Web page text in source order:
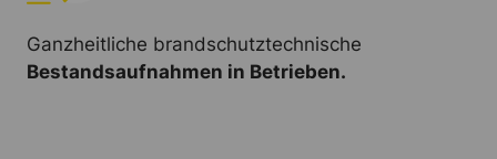
Ganzheitliche brandschutztechnische
Bestandsaufnahmen in Betrieben.